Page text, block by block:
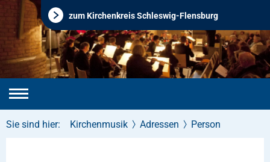
zum Kirchenkreis Schleswig-Flensburg
Sie sind hier: Kirchenmusik Adressen Person